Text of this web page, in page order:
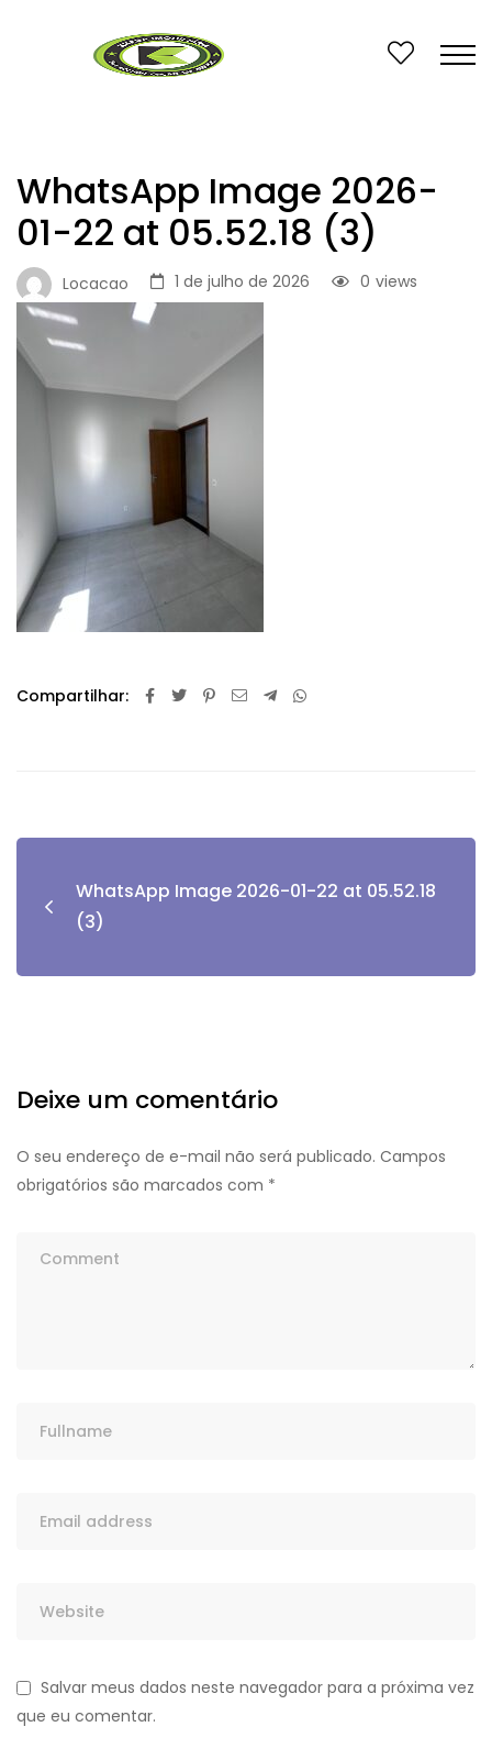
WhatsApp Image 2026-
01-22 at 05.52.18 (3)
Locacao 1 de julho de 2026 views
0
Compartilhar:
WhatsApp Image 2026-01-22 at 05.52.18
(3)
Deixe um comentário
O seu endereço de e-mail não será publicado. Campos
obrigatórios são marcados com *
Salvar meus dados neste navegador para a próxima vez
que eu comentar.